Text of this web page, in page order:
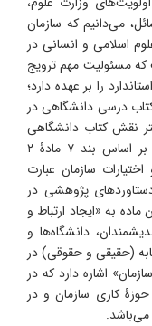
می‌دانیم که سازمان
اسلامی و انسانی در
که مسئولیت مهم ترویج
را بر عهده دارد؛
درسی دانشگاهی در
نقش کتاب دانشگاهی
در مرجعیت علمی کمک کند، به ویژه اینکه بر اساس بند ۷ مادۀ ۲
سازمان عبارت
پژوهشی در
آموزشی. همچنین، بند ۱۱ همین ماده به «ایجاد ارتباط و
دانشگاه‌ها و
(حقیقی و حقوقی) در
اشاره دارد که در
کاری سازمان و در
می‌باشد.